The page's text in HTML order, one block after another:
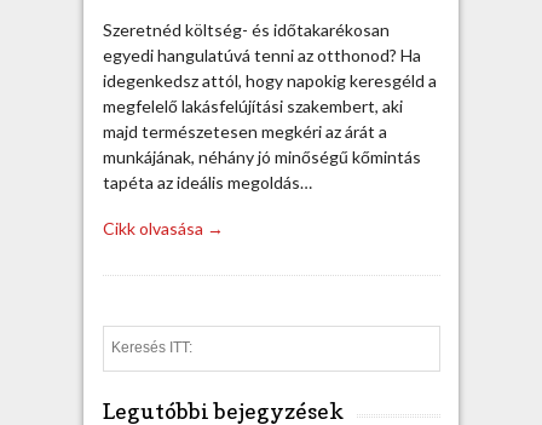
Szeretnéd költség- és időtakarékosan
egyedi hangulatúvá tenni az otthonod? Ha
idegenkedsz attól, hogy napokig keresgéld a
megfelelő lakásfelújítási szakembert, aki
majd természetesen megkéri az árát a
munkájának, néhány jó minőségű kőmintás
tapéta az ideális megoldás…
Cikk olvasása →
e
Legutóbbi bejegyzések